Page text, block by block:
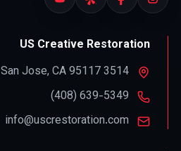
US Creative Restoration
3514 Williams Rd
San Jose, CA95117
info@uscrestoration.com